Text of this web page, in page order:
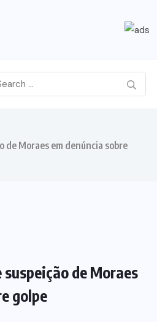
de Moraes em denúncia sobre
de Moraes
golpe